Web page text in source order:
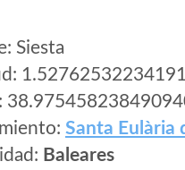
Siesta
Santa Eulària
Baleares